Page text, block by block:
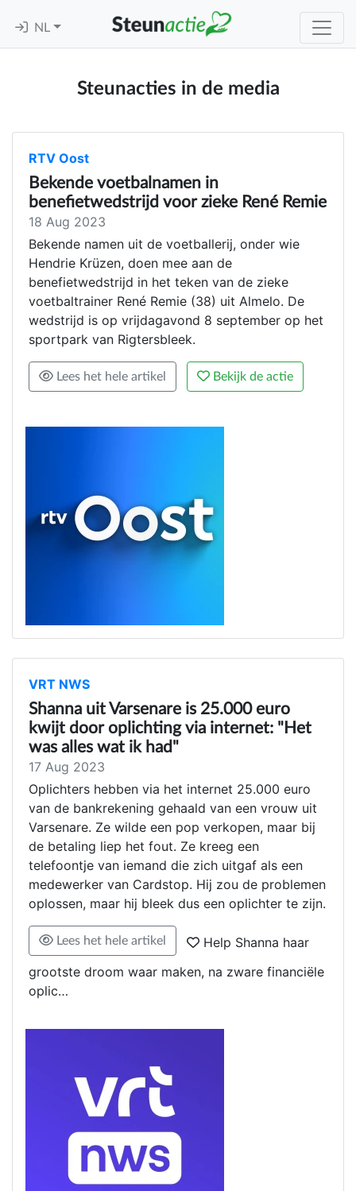
NL
Steunacties in de media
RTV Oost
Bekende voetbalnamen in
benefietwedstrijd voor zieke René Remie
18 Aug 2023
Bekende namen uit de voetballerij, onder wie
Hendrie Krüzen, doen mee aan de
benefietwedstrijd in het teken van de zieke
voetbaltrainer René Remie (38) uit Almelo. De
wedstrijd is op vrijdagavond 8 september op het
sportpark van Rigtersbleek.
Lees het hele artikel Bekijk de actie
VRT NWS
Shanna uit Varsenare is 25.000 euro
kwijt door oplichting via internet: "Het
was alles wat ik had"
17 Aug 2023
Oplichters hebben via het internet 25.000 euro
van de bankrekening gehaald van een vrouw uit
Varsenare. Ze wilde een pop verkopen, maar bij
de betaling liep het fout. Ze kreeg een
telefoontje van iemand die zich uitgaf als een
medewerker van Cardstop. Hij zou de problemen
oplossen, maar hij bleek dus een oplichter te zijn.
Lees het hele artikel
Help Shanna haar
grootste droom waar maken, na zware financiële
oplic…